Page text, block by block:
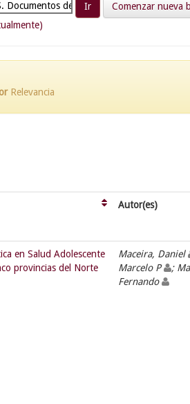
Comenzar nueva
Relevancia
Autor(es)
en Salud Adolescente
provincias del Norte
Maceira, Daniel
Marcelo P
;
Fernando